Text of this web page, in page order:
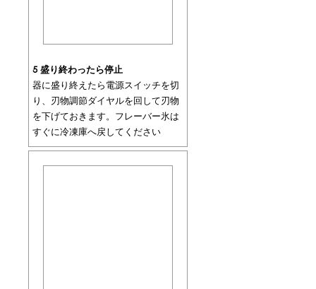
5 盛り終わったら停止
器に盛り終えたら電源スイッチを切
り、刃物調節ダイヤルを回して刃物
を下げておきます。フレーバー氷は
すぐに冷凍庫へ戻してください